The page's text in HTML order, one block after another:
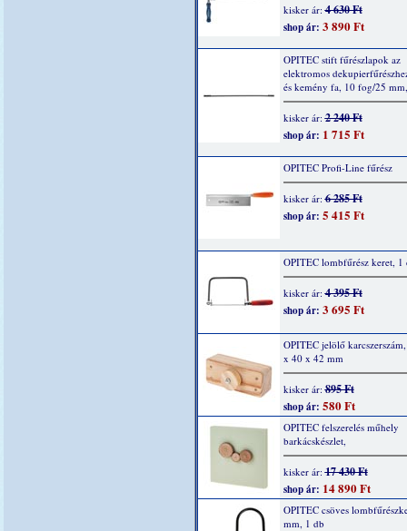
kisker ár:4 630 Ft
shop ár: 3 890 Ft
OPITEC stift fűrészlapok az
elektromos
és kemény fa, 10 fog/25
kisker ár:2 240 Ft
shop ár: 1 715 Ft
OPITEC Profi-Line fűrész
kisker ár:6 285 Ft
shop ár: 5 415 Ft
OPITEC lombfűrész keret, 1
kisker ár:4 395 Ft
shop ár: 3 695 Ft
OPITEC jelölő
x 40 x 42 mm
kisker ár:895 Ft
shop ár: 580 Ft
OPITEC felszerelés műhely
barkácskészlet,
kisker ár:17 430 Ft
shop ár: 14 890 Ft
OPITEC csöves
mm, 1 db